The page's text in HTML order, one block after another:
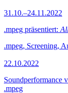
31.10.–24.11.2022
.mpeg präsentiert:
.mpeg, Screening,
22.10.2022
Soundperformance
.mpeg